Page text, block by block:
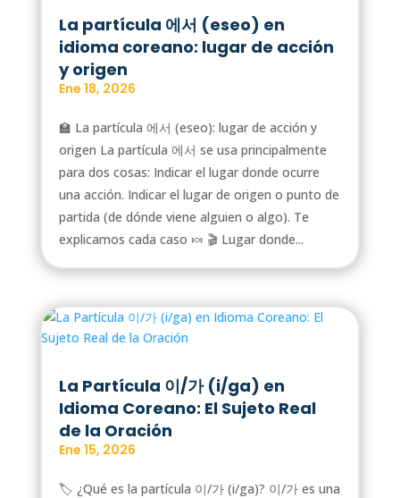
La partícula 에서 (eseo) en
idioma coreano: lugar de acción
y origen
Ene 18, 2026
🏫 La partícula 에서 (eseo): lugar de acción y
origen La partícula 에서 se usa principalmente
para dos cosas: Indicar el lugar donde ocurre
una acción. Indicar el lugar de origen o punto de
partida (de dónde viene alguien o algo). Te
explicamos cada caso 🍬 🎬 Lugar donde...
La Partícula 이/가 (i/ga) en
Idioma Coreano: El Sujeto Real
de la Oración
Ene 15, 2026
🏷️ ¿Qué es la partícula 이/가 (i/ga)? 이/가 es una